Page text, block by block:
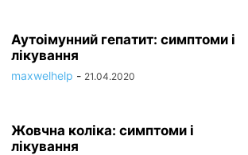
Аутоімунний гепатит: симптоми і
лікування
maxwelhelp - 21.04.2020
Жовчна коліка: симптоми і
лікування